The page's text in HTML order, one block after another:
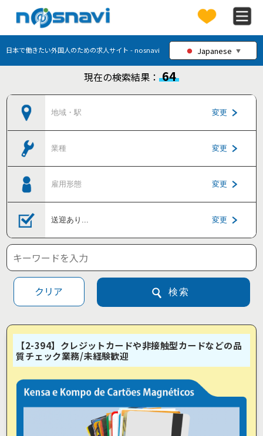
日本で働きたい外国人のための求人サイト - nosnavi Japanese ▼
現在の検索結果： 64
地域・駅 変更
業種 変更
雇用形態 変更
送迎あり ... 変更
クリア 検索
【2-394】クレジットカードや非接触型カードなどの品
質チェック業務/未経験歓迎